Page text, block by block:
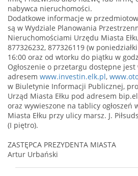
nabywca nieruchomości.
Dodatkowe informacje w
są w Wydziale Planowania
Nieruchomościami Urzędu Miasta
877326232, 877326119 (w
16:00 oraz od wtorku do piątku w
Ogłoszenie o przetargu dostępne
adresem www.investin.elk.pl,
w Biuletynie Informacji Publicznej,
Urząd Miasta Ełku pod adresem
oraz wywieszone na tablicy ogłoszeń
Miasta Ełku przy ulicy marsz. J.
(I piętro).
ZASTĘPCA PREZYDENTA MIASTA
Artur Urbański